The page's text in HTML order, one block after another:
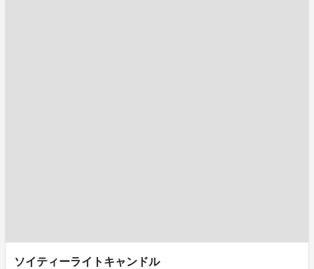
ソイティーライトキャンドル